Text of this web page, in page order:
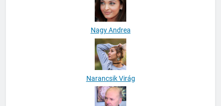
Nagy Andrea
Narancsik Virág